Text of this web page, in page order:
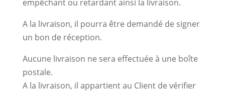
empêchant ou retardant ainsi la livraison.
A la livraison, il pourra être demandé de signer
un bon de réception.
Aucune livraison ne sera effectuée à une boîte
postale.
A la livraison, il appartient au Client de vérifier